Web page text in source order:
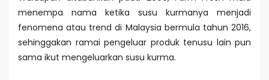
menempa nama ketika susu kurmanya menjadi
fenomena atau trend di Malaysia bermula tahun 2016,
sehinggakan ramai pengeluar produk tenusu lain pun
sama ikut mengeluarkan susu kurma.